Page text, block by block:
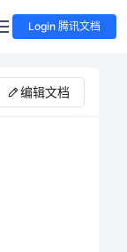
Login 腾讯文档
编辑文档